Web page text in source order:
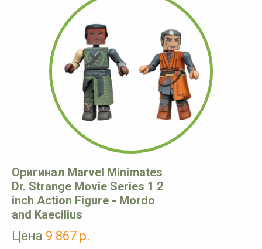
Оригинал Marvel Minimates
Dr. Strange Movie Series 1 2
inch Action Figure - Mordo
and Kaecilius
Цена 9 867 р.